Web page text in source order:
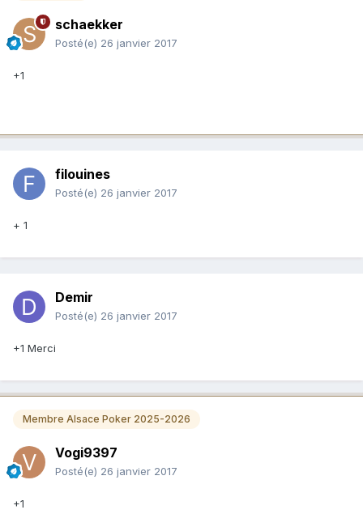
schaekker
Posté(e) 26 janvier 2017
+1
filouines
Posté(e) 26 janvier 2017
+ 1
Demir
Posté(e) 26 janvier 2017
+1 Merci
Membre Alsace Poker 2025-2026
Vogi9397
Posté(e) 26 janvier 2017
+1